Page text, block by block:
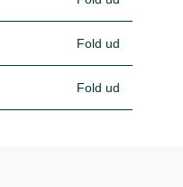
Fold ud
Fold ud